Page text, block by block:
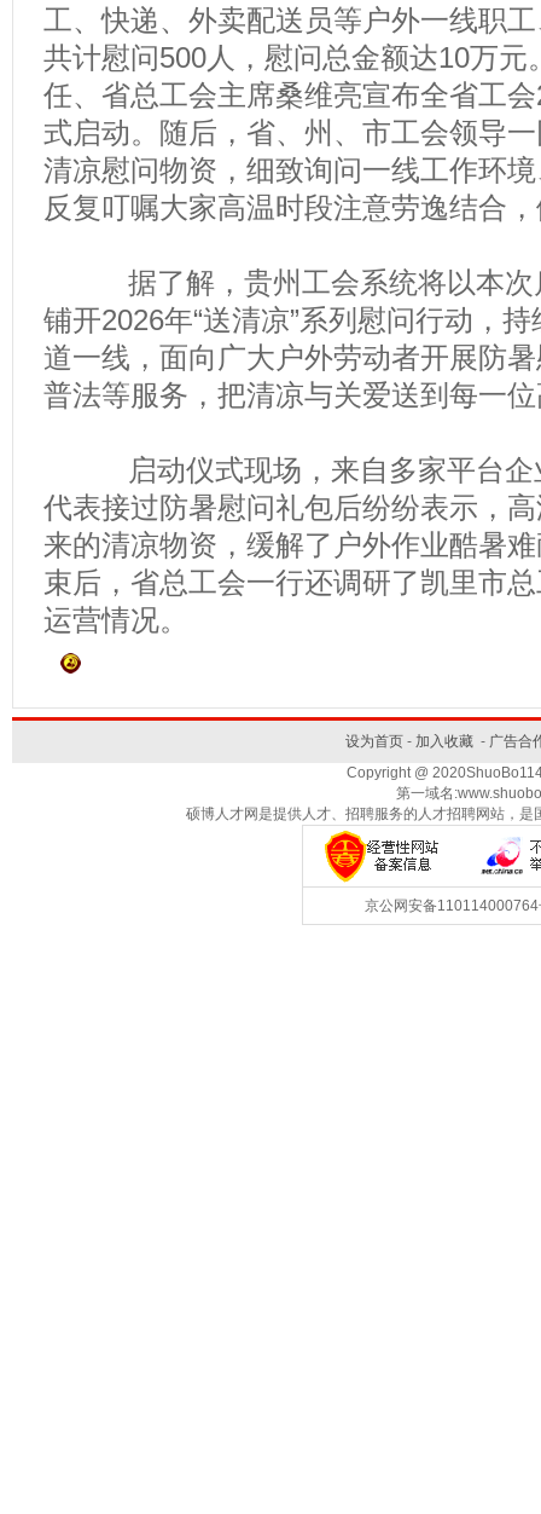
工、快递、外卖配送员等户外一线职
共计慰问500人，慰问总金额达10万元
任、省总工会主席桑维亮宣布全省工会
式启动。随后，省、州、市工会领导
清凉慰问物资，细致询问一线工作环
反复叮嘱大家高温时段注意劳逸结合
据了解，贵州工会系统将以本次
铺开2026年“送清凉”系列慰问行动，
道一线，面向广大户外劳动者开展防
普法等服务，把清凉与关爱送到每一
启动仪式现场，来自多家平台企
代表接过防暑慰问礼包后纷纷表示，
来的清凉物资，缓解了户外作业酷暑
束后，省总工会一行还调研了凯里市
运营情况。
设为首页- 加入收藏- 广告合
Copyright @
第一域名
硕博人才网是提供人才、招聘服务的人才招聘网站，
京公网安备